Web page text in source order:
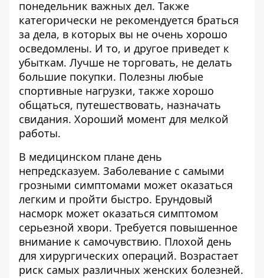
понедельник важных дел. Также
категорически не рекомендуется браться
за дела, в которых вы не очень хорошо
осведомлены. И то, и другое приведет к
убыткам. Лучше не торговать, не делать
большие покупки. Полезны любые
спортивные нагрузки, также хорошо
общаться, путешествовать, назначать
свидания. Хороший момент для мелкой
работы.
В медицинском плане день
непредсказуем. Заболевание с самыми
грозными симптомами может оказаться
легким и пройти быстро. Ерундовый
насморк может оказаться симптомом
серьезной хвори. Требуется повышенное
внимание к самочувствию. Плохой день
для хирургических операций. Возрастает
риск самых различных женских болезней.